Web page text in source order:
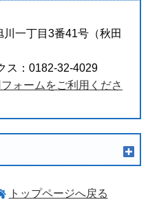
一丁目3番41号（秋田
ス：0182-32-4029
ォームをご利用くださ
トップページへ戻る